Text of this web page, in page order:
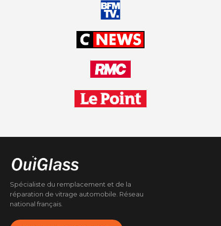
Spécialiste du remplacement et de la
réparation de vitrage automobile. Réseau
national français.